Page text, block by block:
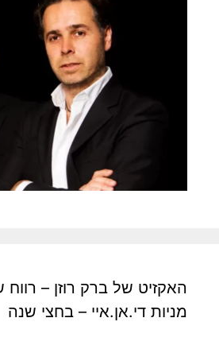
מניות די.אן.איי – בחצי שנה